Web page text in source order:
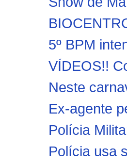
5º BPM
VÍDEOS!!
Neste
Ex-agente
Polícia
Polícia usa